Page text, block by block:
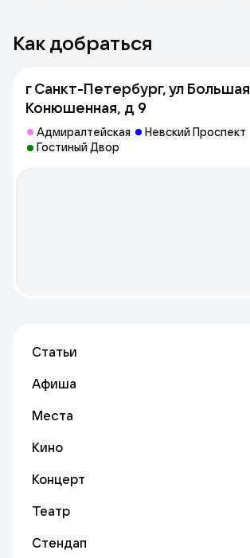
Как добраться
г Санкт-Петербург, ул Большая
Конюшенная, д 9
Адмиралтейская
Невский Проспект
Гостиный Двор
Статьи
Афиша
Места
Кино
Концерт
Театр
Стендап